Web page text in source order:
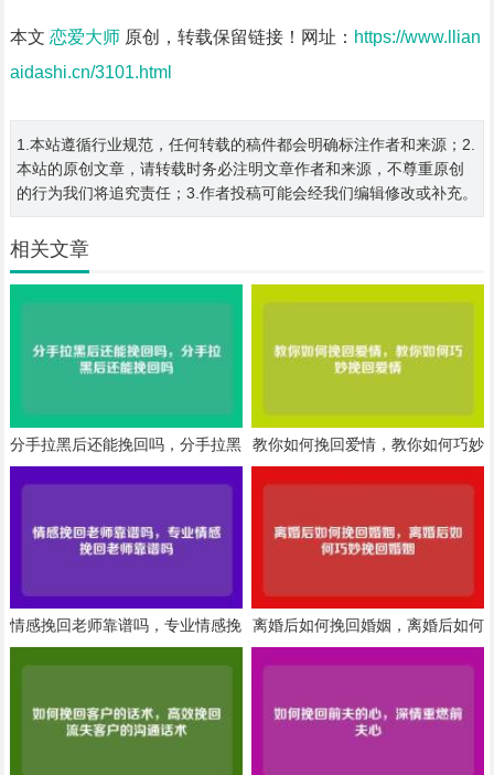
本文 恋爱大师原创，转载保留链接！网址： https://www.llian
aidashi.cn/3101.html
1.本站遵循行业规范，任何转载的稿件都会明确标注作者和来源；2.
本站的原创文章，请转载时务必注明文章作者和来源，不尊重原创
的行为我们将追究责任；3.作者投稿可能会经我们编辑修改或补充。
相关文章
分手拉黑后还能挽回吗，分手拉黑
后还能挽回吗
教你如何挽回爱情，教你如何巧妙
挽回爱情
情感挽回老师靠谱吗，专业情感挽
回老师靠谱吗
离婚后如何挽回婚姻，离婚后如何
巧妙挽回婚姻